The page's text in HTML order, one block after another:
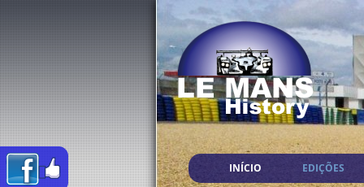
INÍCIO EDIÇÕES